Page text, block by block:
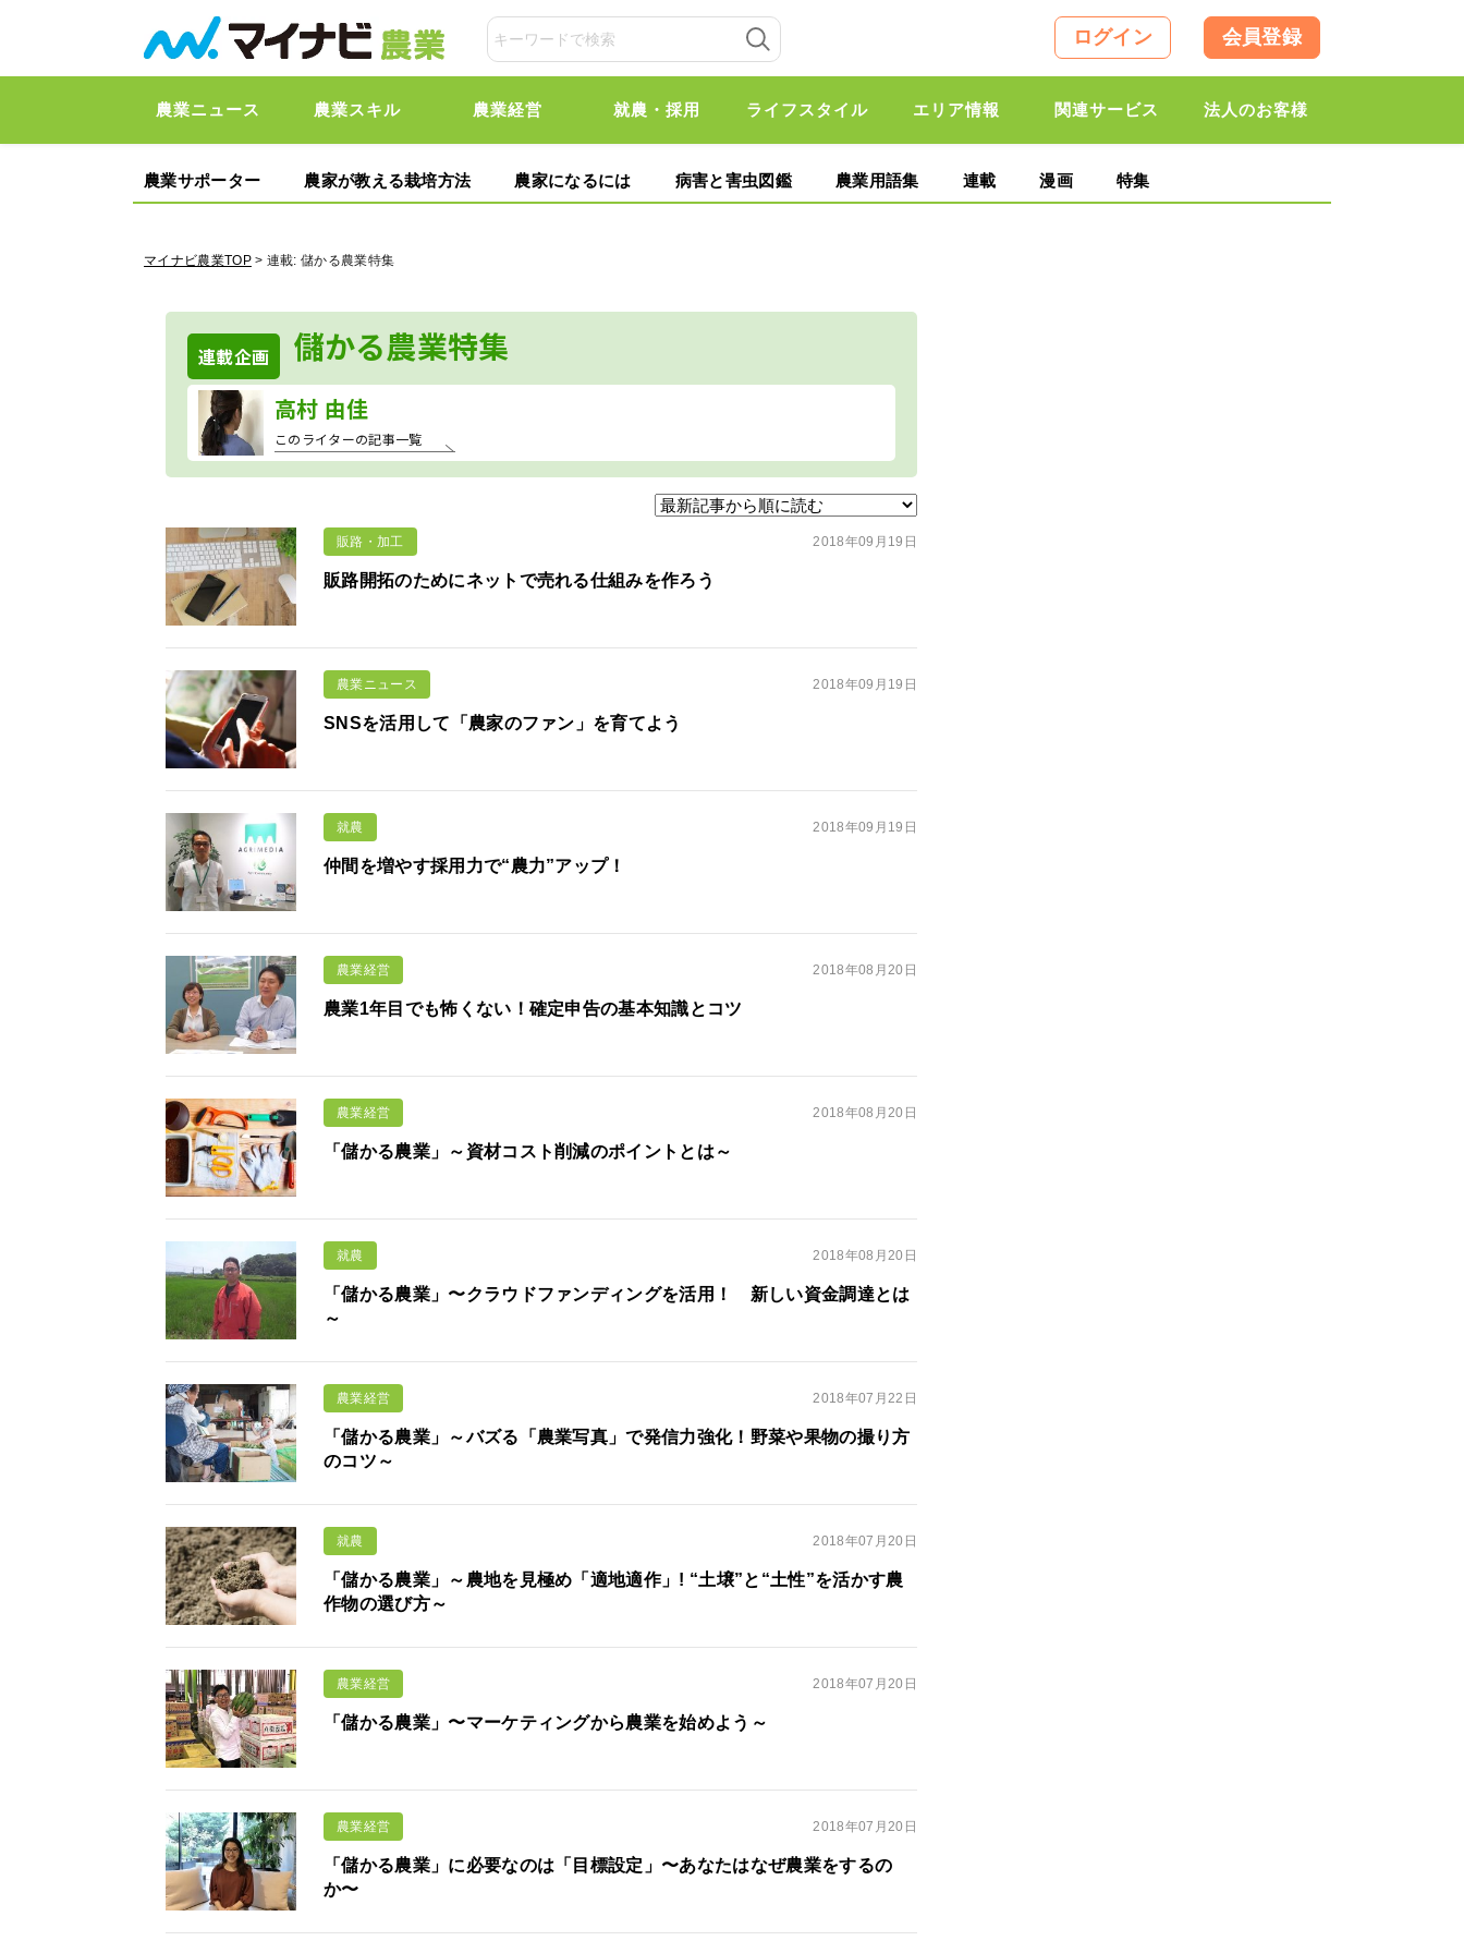
ログイン 会員登録
農業ニュース 農業スキル 農業経営 就農・採用 ライフスタイル エリア情報 関連サービス 法人のお客様
農業サポーター 農家が教える栽培方法 農家になるには 病害と害虫図鑑 農業用語集 連載 漫画 特集
マイナビ農業TOP> 連載:儲かる農業特集
連載企画 儲かる農業特集
高村 由佳
このライターの記事一覧
販路・加工 2018年09月19日
販路開拓のためにネットで売れる仕組みを作ろう
農業ニュース 2018年09月19日
SNSを活用して「農家のファン」を育てよう
就農 2018年09月19日
仲間を増やす採用力で“農力”アップ！
農業経営 2018年08月20日
農業1年目でも怖くない！確定申告の基本知識とコツ
農業経営 2018年08月20日
「儲かる農業」～資材コスト削減のポイントとは～
就農 2018年08月20日
「儲かる農業」〜クラウドファンディングを活用！ 新しい資金調達とは
～
農業経営 2018年07月22日
「儲かる農業」～バズる「農業写真」で発信力強化！野菜や果物の撮り方
のコツ～
就農 2018年07月20日
「儲かる農業」～農地を見極め「適地適作」! “土壌”と“土性”を活かす農
作物の選び方～
農業経営 2018年07月20日
「儲かる農業」〜マーケティングから農業を始めよう～
農業経営 2018年07月20日
「儲かる農業」に必要なのは「目標設定」〜あなたはなぜ農業をするの
か〜